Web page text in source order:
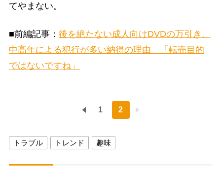
てやまない。
■前編記事： 後を絶たない成人向けDVDの万引き、
中高年による犯行が多い納得の理由 「転売目的
ではないですね」
1 2
トラブル トレンド 趣味